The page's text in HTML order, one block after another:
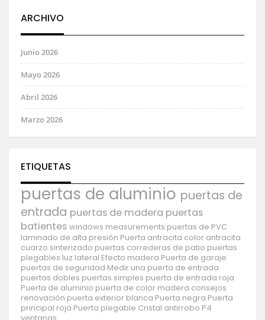
ARCHIVO
Junio 2026
Mayo 2026
Abril 2026
Marzo 2026
ETIQUETAS
puertas de aluminio puertas de
entrada puertas de madera puertas
batientes windows measurements puertas de PVC
laminado de alta presión Puerta antracita color antracita
cuarzo sinterizado puertas correderas de patio puertas
plegables luz lateral Efecto madera Puerta de garaje
puertas de seguridad Medir una puerta de entrada
puertas dobles puertas simples puerta de entrada roja
Puerta de aluminio puerta de color madera consejos
renovación puerta exterior blanca Puerta negra Puerta
principal roja Puerta plegable Cristal antirrobo P4